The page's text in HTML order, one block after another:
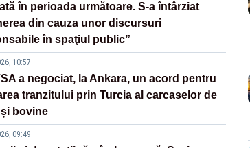
în perioada următoare. S-a întârziat
din cauza unor discursuri
în spaţiul public”
10:57
a negociat, la Ankara, un acord pentru
tranzitului prin Turcia al carcaselor de
bovine
09:49